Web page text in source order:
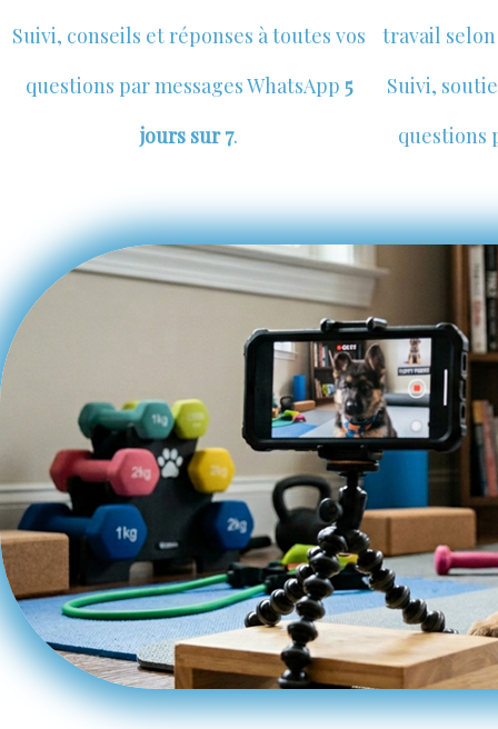
Suivi, conseils et réponses à toutes vos
questions par messages WhatsApp 5
jours sur 7.
travail
Suivi,
questions